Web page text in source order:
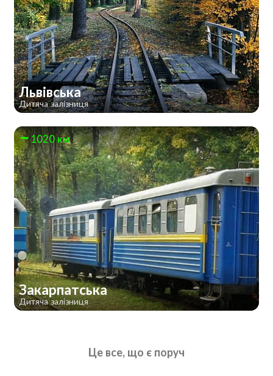
Львівська
Дитяча залізниця
1020 км
Закарпатська
Дитяча залізниця
Це все, що є поруч